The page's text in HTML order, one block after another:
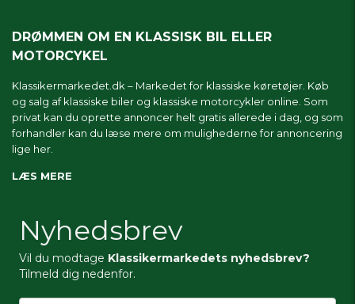
DRØMMEN OM EN KLASSISK BIL ELLER
MOTORCYKEL
Klassikermarkedet.dk – Markedet for klassiske køretøjer. Køb
og salg af klassiske biler og klassiske motorcykler online. Som
privat kan du oprette annoncer helt gratis allerede i dag, og som
forhandler kan du læse mere om mulighederne for annoncering
lige her.
LÆS MERE
Nyhedsbrev
Vil du modtage Klassikermarkedets nyhedsbrev?
Tilmeld dig nedenfor.